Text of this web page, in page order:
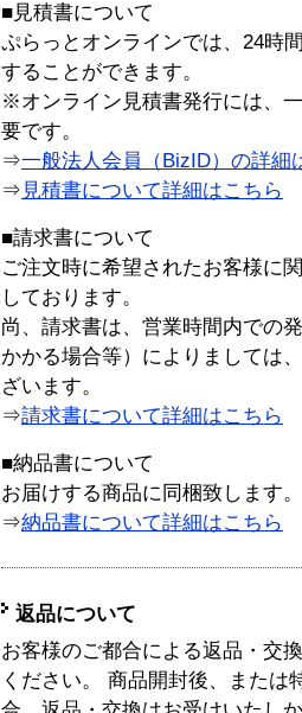
■見積書について
ぷらっとオンラインでは、24時
することができます。
※オンライン見積書発行には、
要です。
⇒一般法人会員（BizID）の詳細
⇒ 見積書について詳細はこちら
■請求書について
ご注文時に希望されたお客様に
しております。
尚、請求書は、営業時間内での
かかる場合等）によりましては
ざいます。
⇒請求書について詳細はこちら
■納品書について
お届けする商品に同梱致します。
⇒納品書について詳細はこちら
返品について
お客様のご都合による返品・交
ください。 商品開封後、または